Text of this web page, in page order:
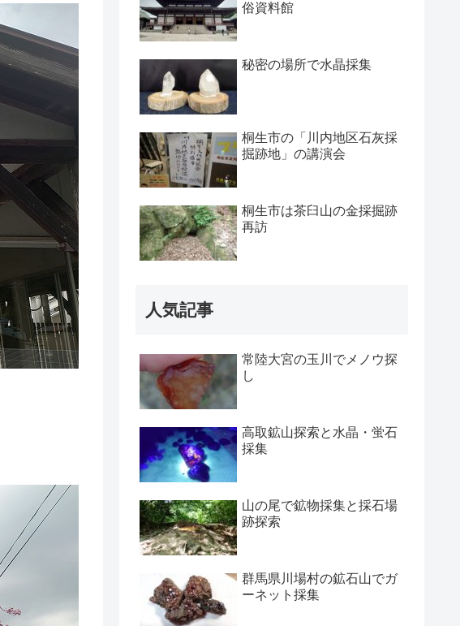
俗資料館
秘密の場所で水晶採集
桐生市の「川内地区石灰採
掘跡地」の講演会
桐生市は茶臼山の金採掘跡
再訪
人気記事
常陸大宮の玉川でメノウ探
し
高取鉱山探索と水晶・蛍石
採集
山の尾で鉱物採集と採石場
跡探索
群馬県川場村の鉱石山でガ
ーネット採集